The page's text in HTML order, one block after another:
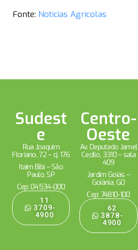
Fonte: Notícias Agrícolas
Sudest
e
Rua Joaquim
Floriano, 72 – cj. 176
Itaim Bibi – São
Paulo, SP
Cep: 04534-000
11
3709-
4900
Centro-
Oeste
Av. Deputado Jamel
Cecílio, 3310 – sala
409
Jardim Goiás –
Goiânia, GO
Cep: 74810-100
62
3878-
4900